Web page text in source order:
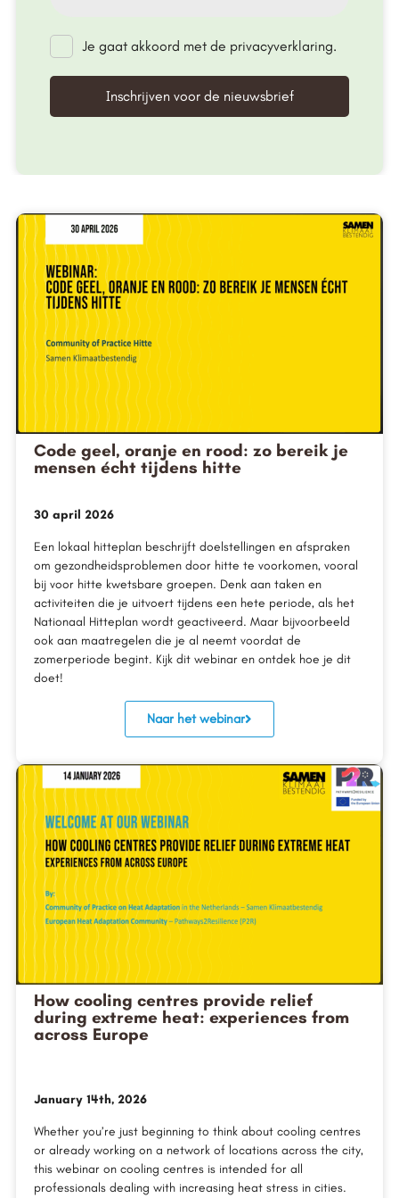
Je gaat akkoord met de privacyverklaring.
Code geel, oranje en rood: zo bereik je
mensen écht tijdens hitte
30 april 2026
Een lokaal hitteplan beschrijft doelstellingen en afspraken
om gezondheidsproblemen door hitte te voorkomen, vooral
bij voor hitte kwetsbare groepen. Denk aan taken en
activiteiten die je uitvoert tijdens een hete periode, als het
Nationaal Hitteplan wordt geactiveerd. Maar bijvoorbeeld
ook aan maatregelen die je al neemt voordat de
zomerperiode begint. Kijk dit webinar en ontdek hoe je dit
doet!
Naar het webinar
How cooling centres provide relief
during extreme heat: experiences from
across Europe
January 14th, 2026
Whether you’re just beginning to think about cooling centres
or already working on a network of locations across the city,
this webinar on cooling centres is intended for all
professionals dealing with increasing heat stress in cities.